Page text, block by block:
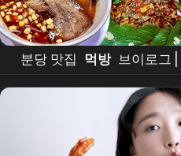
분당 맛집 먹방
브이로그
기🐖 우럭회무침 족발 근고